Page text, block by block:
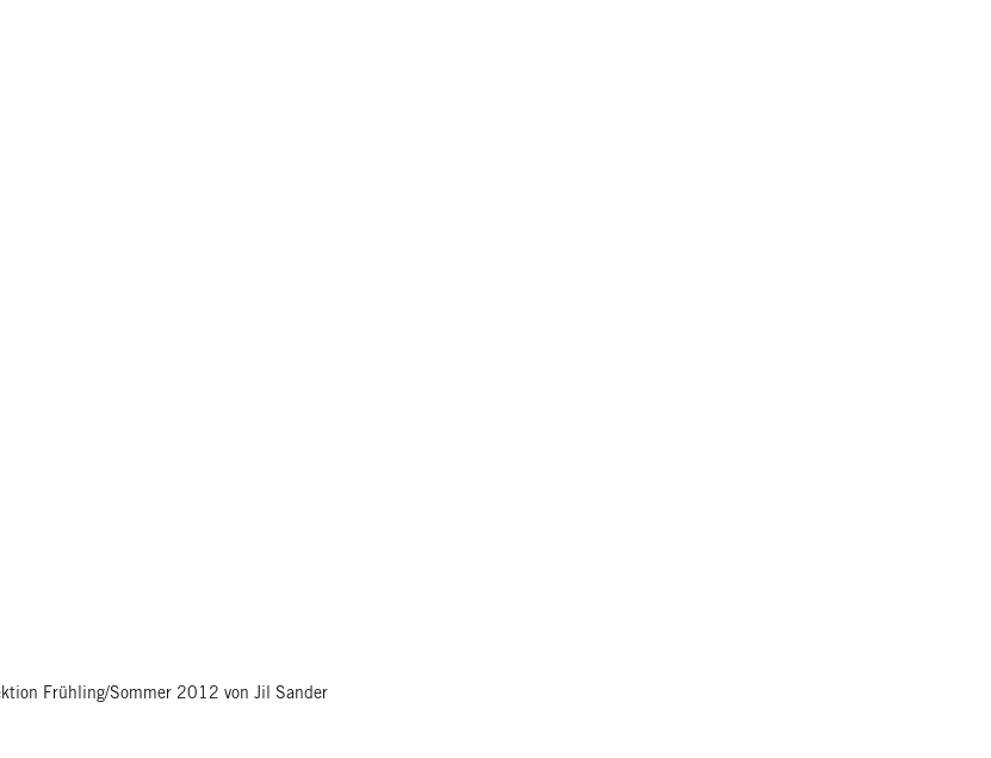
Frühling/Sommer 2012 von Jil Sander